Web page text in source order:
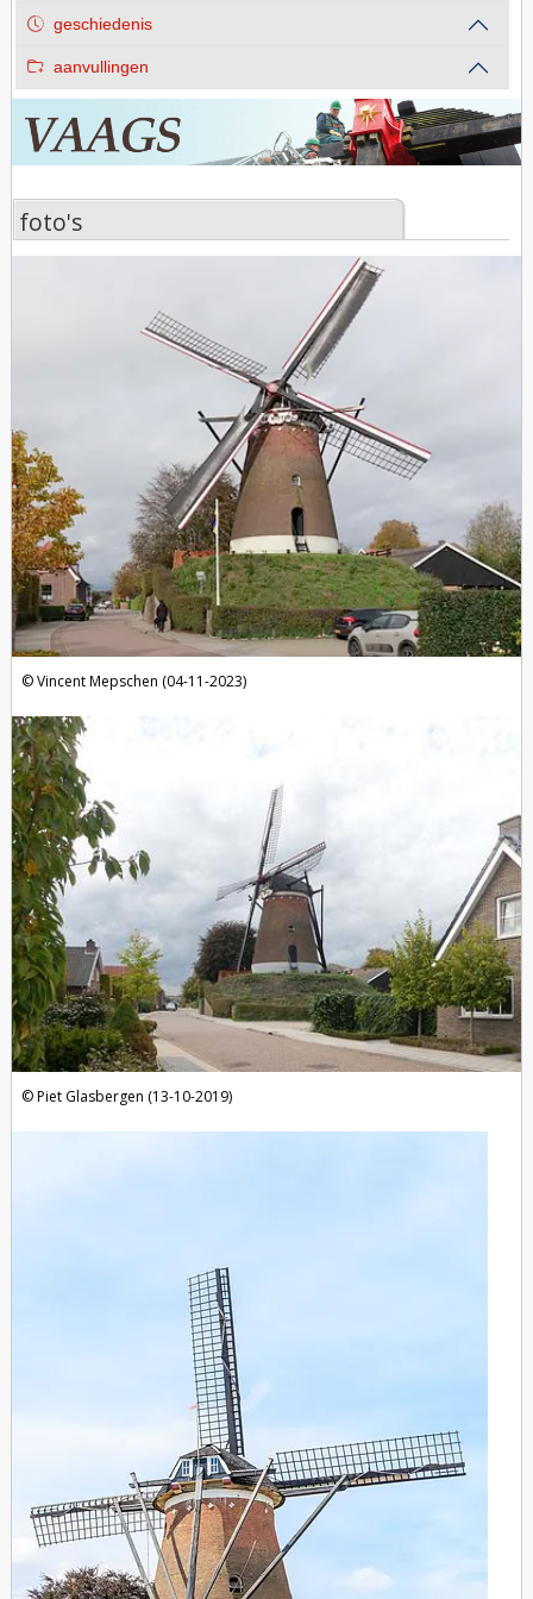
geschiedenis
aanvullingen
foto's
Vincent Mepschen (04-11-2023)
Piet Glasbergen (13-10-2019)